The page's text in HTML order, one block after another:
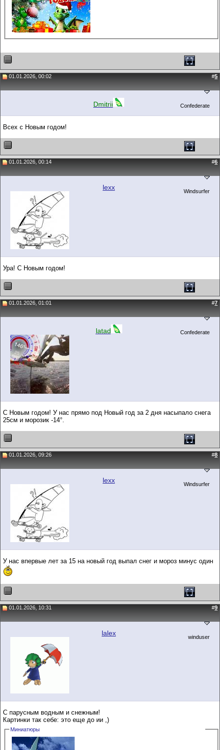
01.01.2026, 00:02 #5
Dmitrii Confederate
Всех с Новым годом!
01.01.2026, 00:14 #6
lexx Windsurfer
Ура! С Новым годом!
01.01.2026, 01:01 #7
latad Confederate
С Новым годом! У нас прямо под Новый год за 2 дня насыпало снега
25см и морозик -14°.
01.01.2026, 09:26 #8
lexx Windsurfer
У нас впервые лет за 15 на новый год выпал снег и мороз минус один
01.01.2026, 10:31 #9
lalex winduser
С парусным водным и снежным!
Картинки так себе: это еще до ии ,)
Миниатюры